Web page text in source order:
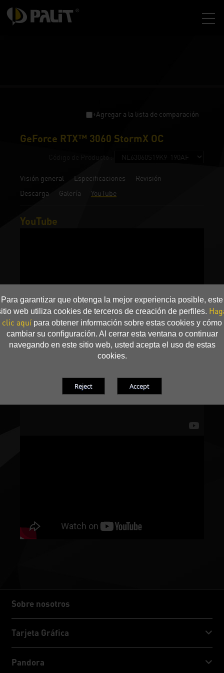
Para garantizar que obtenga la mejor experiencia posible, este
web utiliza cookies de terceros de creación de perfiles.
clic aquí para obtener información sobre estas cookies y cómo
cambiar su configuración. Al cerrar esta ventana o continuar
navegando en este sitio web, usted acepta el uso de estas
cookies.
+Agregar a la lista de comparación
GeForce RTX™ 3060 StormX OC
Visión general Especificaciones
Revisión
Descarga
Galería YouTube
YouTube
Sobre nosotros
Sobre nosotros
Tarjeta Gráfica
Pandora